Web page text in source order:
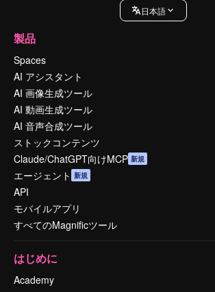
日本語
製品
Spaces
AI アシスタント
AI 画像生成ツール
AI 動画生成ツール
AI 音声合成ツール
ストックコンテンツ
Claude/ChatGPT向けMCP 新規
エージェント 新規
API
モバイルアプリ
すべてのMagnificツール
はじめに
Academy